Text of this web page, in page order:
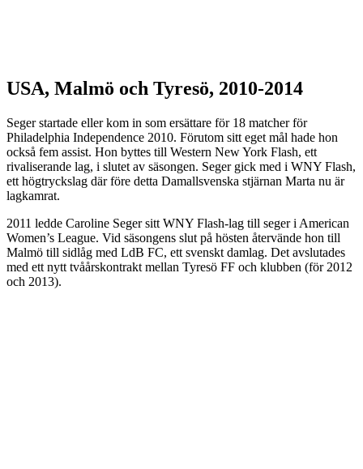
USA, Malmö och Tyresö, 2010-2014
Seger startade eller kom in som ersättare för 18 matcher för
Philadelphia Independence 2010. Förutom sitt eget mål hade hon
också fem assist. Hon byttes till Western New York Flash, ett
rivaliserande lag, i slutet av säsongen. Seger gick med i WNY Flash,
ett högtryckslag där före detta Damallsvenska stjärnan Marta nu är
lagkamrat.
2011 ledde Caroline Seger sitt WNY Flash-lag till seger i American
Women’s League. Vid säsongens slut på hösten återvände hon till
Malmö till sidlåg med LdB FC, ett svenskt damlag. Det avslutades
med ett nytt tvåårskontrakt mellan Tyresö FF och klubben (för 2012
och 2013).